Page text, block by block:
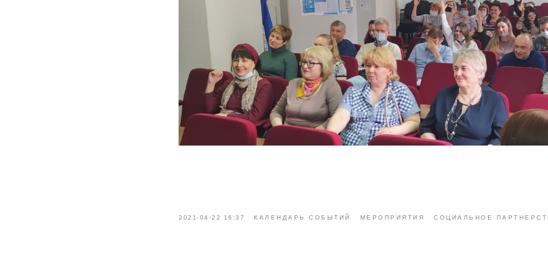
2021-04-22 16:37 КАЛЕНДАРЬ СОБЫТИЙ МЕРОПРИЯТИЯ СОЦИАЛЬНОЕ